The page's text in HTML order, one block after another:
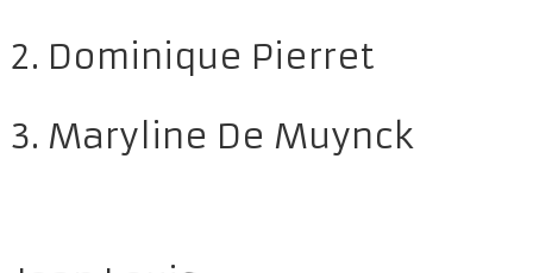
Dominique Pierret
Maryline De Muynck